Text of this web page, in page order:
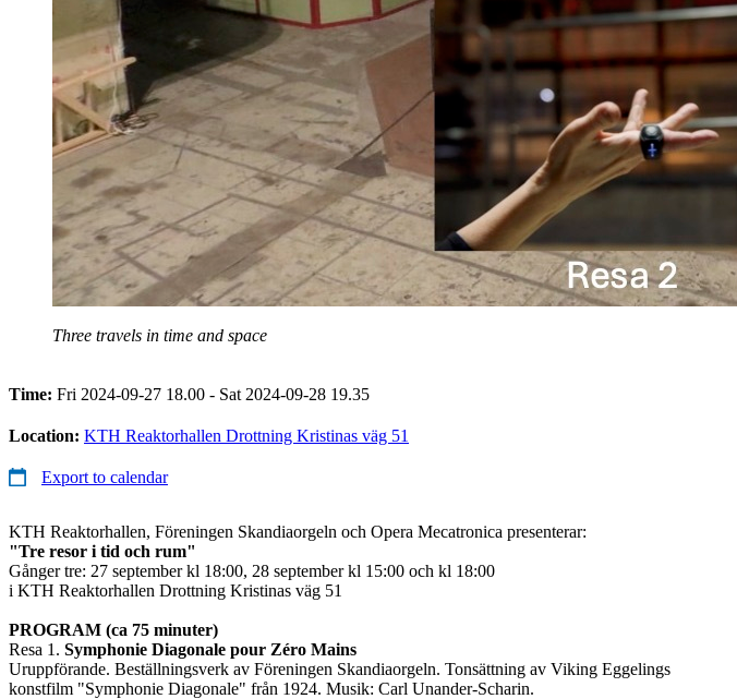
Three travels in time and space
Time: Fri 2024-09-27 18.00 - Sat 2024-09-28 19.35
Location: KTH Reaktorhallen Drottning Kristinas väg 51
Export to calendar
KTH Reaktorhallen, Föreningen Skandiaorgeln och Opera Mecatronica presenterar:
"Tre resor i tid och rum"
Gånger tre: 27 september kl 18:00, 28 september kl 15:00 och kl 18:00
i KTH Reaktorhallen Drottning Kristinas väg 51
PROGRAM (ca 75 minuter)
Resa 1. Symphonie Diagonale pour Zéro Mains
Uruppförande. Beställningsverk av Föreningen Skandiaorgeln. Tonsättning av Viking Eggelings
konstfilm "Symphonie Diagonale" från 1924. Musik: Carl Unander-Scharin.